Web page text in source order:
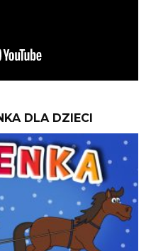
DLA DZIECI